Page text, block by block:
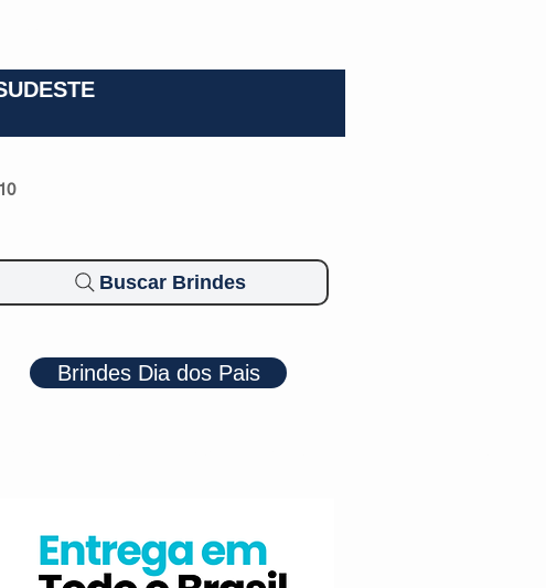
Buscar Brindes
Brindes Dia dos Pais